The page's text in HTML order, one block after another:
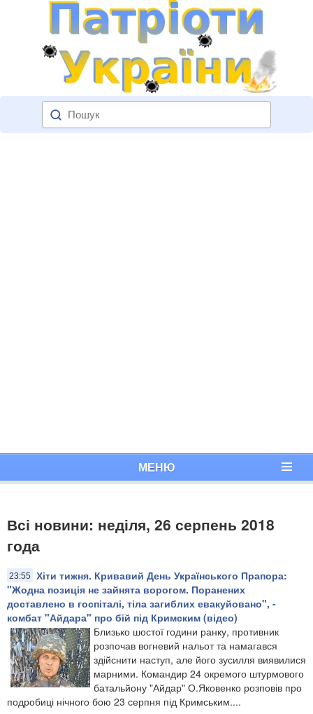
МЕНЮ
Всі новини: неділя, 26 серпень 2018
года
23:55
Хіти тижня. Кривавий День Українського Прапора:
"Жодна позиція не зайнята ворогом. Поранених
доставлено в госпіталі, тіла загиблих евакуйовано", -
комбат "Айдара" про бій під Кримским (відео)
Близько шостої години ранку, противник
розпочав вогневий нальот та намагався
здійснити наступ, але його зусилля виявилися
марними. Командир 24 окремого штурмового
батальйону "Айдар" О.Яковенко розповів про
подробиці нічного бою 23 серпня під Кримським....